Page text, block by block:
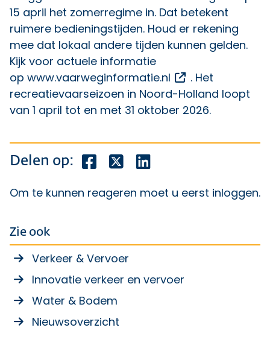
15 april het zomerregime in. Dat betekent
ruimere bedieningstijden. Houd er rekening
mee dat lokaal andere tijden kunnen gelden.
Kijk voor actuele informatie
op www.vaarweginformatie.nl Opent een
. Het
recreatievaarseizoen in Noord-Holland loopt
van 1 april tot en met 31 oktober 2026.
Delen op: Deel dit bericht op Facebook
Deel dit bericht op X
Om te kunnen reageren moet u eerst inloggen.
Zie ook
Verkeer & Vervoer
Innovatie verkeer en vervoer
Water & Bodem
Nieuwsoverzicht